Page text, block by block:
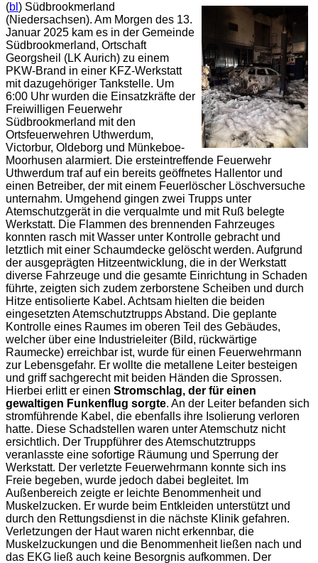
(bl ) Südbrookmerland
(Niedersachsen). Am Morgen des 13.
Januar 2025 kam es in der Gemeinde
Südbrookmerland, Ortschaft
Georgsheil (LK Aurich) zu einem
PKW-Brand in einer KFZ-Werkstatt
mit dazugehöriger Tankstelle. Um
6:00 Uhr wurden die Einsatzkräfte der
Freiwilligen Feuerwehr
Südbrookmerland mit den
Ortsfeuerwehren Uthwerdum,
Victorbur, Oldeborg und Münkeboe-
Moorhusen alarmiert. Die ersteintreffende Feuerwehr
Uthwerdum traf auf ein bereits geöffnetes Hallentor und
einen Betreiber, der mit einem Feuerlöscher Löschversuche
unternahm. Umgehend gingen zwei Trupps unter
Atemschutzgerät in die verqualmte und mit Ruß belegte
Werkstatt. Die Flammen des brennenden Fahrzeuges
konnten rasch mit Wasser unter Kontrolle gebracht und
letztlich mit einer Schaumdecke gelöscht werden. Aufgrund
der ausgeprägten Hitzeentwicklung, die in der Werkstatt
diverse Fahrzeuge und die gesamte Einrichtung in Schaden
führte, zeigten sich zudem zerborstene Scheiben und durch
Hitze entisolierte Kabel. Achtsam hielten die beiden
eingesetzten Atemschutztrupps Abstand. Die geplante
Kontrolle eines Raumes im oberen Teil des Gebäudes,
welcher über eine Industrieleiter (Bild, rückwärtige
Raumecke) erreichbar ist, wurde für einen Feuerwehrmann
zur Lebensgefahr. Er wollte die metallene Leiter besteigen
und griff sachgerecht mit beiden Händen die Sprossen.
Hierbei erlitt er einen Stromschlag, der für einen
gewaltigen Funkenflug sorgte. An der Leiter befanden sich
stromführende Kabel, die ebenfalls ihre Isolierung verloren
hatte. Diese Schadstellen waren unter Atemschutz nicht
ersichtlich. Der Truppführer des Atemschutztrupps
veranlasste eine sofortige Räumung und Sperrung der
Werkstatt. Der verletzte Feuerwehrmann konnte sich ins
Freie begeben, wurde jedoch dabei begleitet. Im
Außenbereich zeigte er leichte Benommenheit und
Muskelzucken. Er wurde beim Entkleiden unterstützt und
durch den Rettungsdienst in die nächste Klinik gefahren.
Verletzungen der Haut waren nicht erkennbar, die
Muskelzuckungen und die Benommenheit ließen nach und
das EKG ließ auch keine Besorgnis aufkommen. Der